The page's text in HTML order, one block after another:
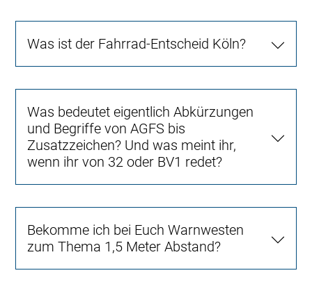
Was ist der Fahrrad-Entscheid Köln?
Was bedeutet eigentlich Abkürzungen
und Begriffe von AGFS bis
Zusatzzeichen? Und was meint ihr,
wenn ihr von 32 oder BV1 redet?
Bekomme ich bei Euch Warnwesten
zum Thema 1,5 Meter Abstand?